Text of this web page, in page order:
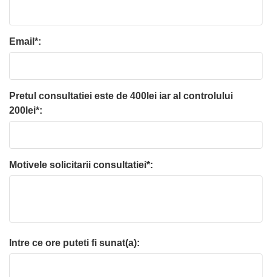
Email*:
Pretul consultatiei este de 400lei iar al controlului
200lei*:
Motivele solicitarii consultatiei*:
Intre ce ore puteti fi sunat(a):